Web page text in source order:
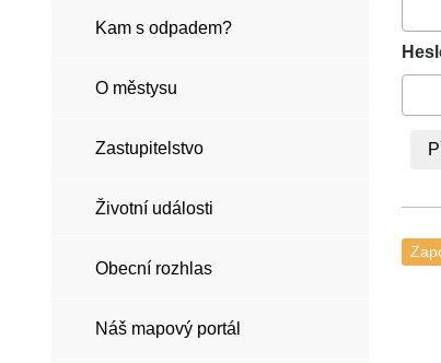
Kam s odpadem?
O městysu
Zastupitelstvo
Životní události
Obecní rozhlas
Náš mapový portál